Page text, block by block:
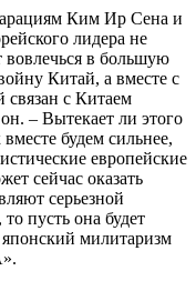
Ким Ир Сена и
лидера не
в большую
Китай, а вместе с
с Китаем
– Вытекает ли этого
будем сильнее,
европейские
сейчас оказать
серьезной
пусть она будет
японский милитаризм